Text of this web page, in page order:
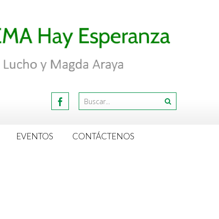
EVENTOS CONTÁCTENOS